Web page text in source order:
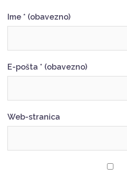
Ime * (obavezno)
E-pošta * (obavezno)
Web-stranica